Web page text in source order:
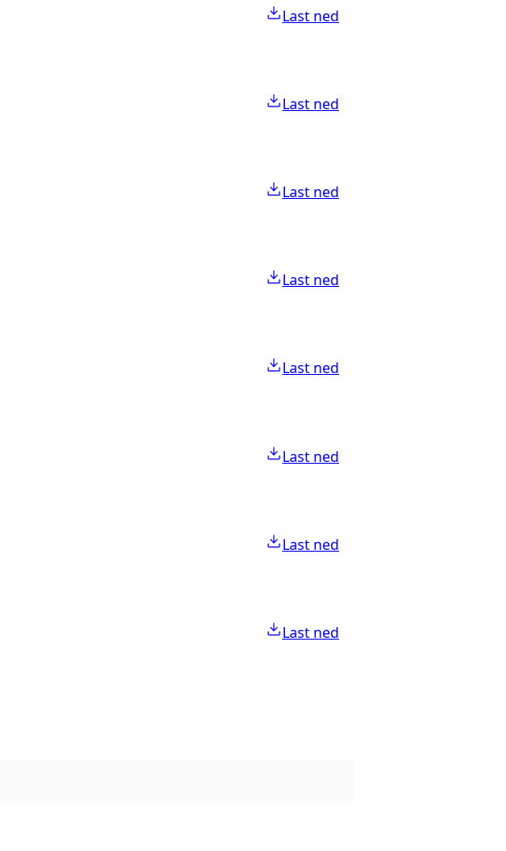
Last ned
Last ned
Last ned
Last ned
Last ned
Last ned
Last ned
Last ned